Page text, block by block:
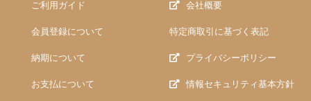
ご利用ガイド
会員登録について
納期について
お支払について
会社概要
特定商取引に基づく表記
プライバシーポリシー
情報セキュリティ基本方針